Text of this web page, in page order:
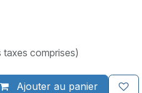
taxes comprises)
Ajouter au panier